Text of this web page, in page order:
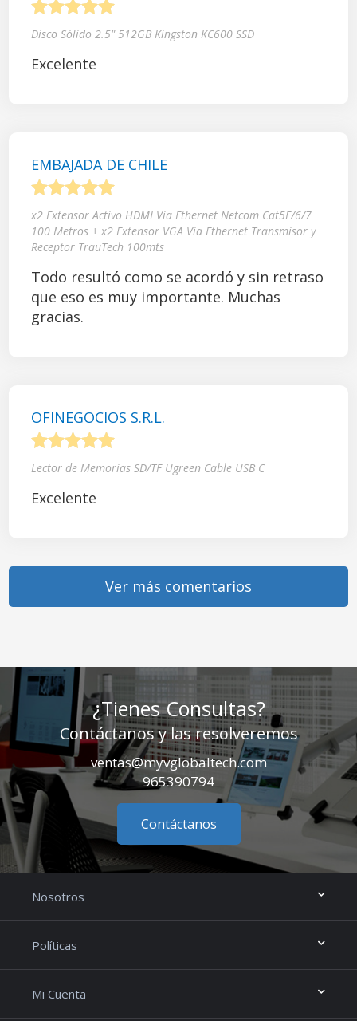
Disco Sólido 2.5" 512GB Kingston KC600 SSD
Excelente
EMBAJADA DE CHILE
x2 Extensor Activo HDMI Vía Ethernet Netcom Cat5E/6/7
100 Metros + x2 Extensor VGA Vía Ethernet Transmisor y
Receptor TrauTech 100mts
Todo resultó como se acordó y sin retraso
que eso es muy importante. Muchas
gracias.
OFINEGOCIOS S.R.L.
Lector de Memorias SD/TF Ugreen Cable USB C
Excelente
Ver más comentarios
¿Tienes Consultas?
Contáctanos y las resolveremos
ventas@myvglobaltech.com
965390794
Contáctanos
Nosotros
Políticas
Mi Cuenta